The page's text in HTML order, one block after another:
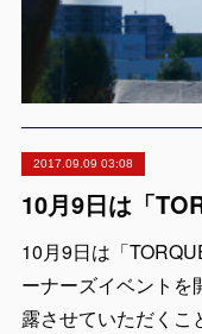
2017.09.09 03:08
10月9日は「
ーナーズイベントを
露させていただくこ